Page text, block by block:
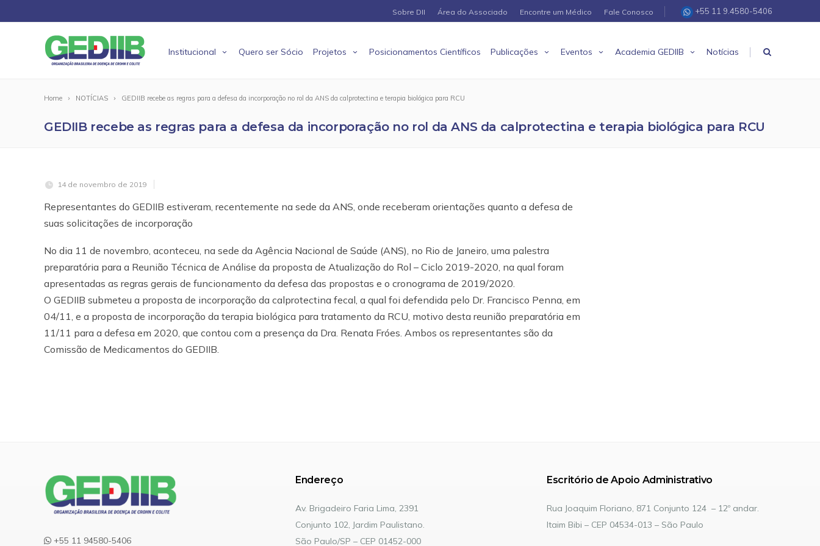
+55 11 9.4580-5406
Sobre DII Área do Associado Encontre um Médico Fale Conosco
Institucional Quero ser Sócio Projetos Posicionamentos Científicos Publicações Eventos Academia GEDIIB Notícias |
Home NOTÍCIAS GEDIIB recebe as regras para a defesa da incorporação no rol da ANS da calprotectina e terapia biológica para RCU
GEDIIB recebe as regras para a defesa da incorporação no rol da ANS da calprotectina e terapia biológica para RCU
14 de novembro de 2019
Representantes do GEDIIB estiveram, recentemente na sede da ANS, onde receberam orientações quanto a defesa de
suas solicitações de incorporação
No dia 11 de novembro, aconteceu, na sede da Agência Nacional de Saúde (ANS), no Rio de Janeiro, uma palestra
preparatória para a Reunião Técnica de Análise da proposta de Atualização do Rol – Ciclo 2019-2020, na qual foram
apresentadas as regras gerais de funcionamento da defesa das propostas e o cronograma de 2019/2020.
O GEDIIB submeteu a proposta de incorporação da calprotectina fecal, a qual foi defendida pelo Dr. Francisco Penna, em
04/11, e a proposta de incorporação da terapia biológica para tratamento da RCU, motivo desta reunião preparatória em
11/11 para a defesa em 2020, que contou com a presença da Dra. Renata Fróes. Ambos os representantes são da
Comissão de Medicamentos do GEDIIB.
+55 11 94580-5406
Endereço
Av. Brigadeiro Faria Lima, 2391
Conjunto 102, Jardim Paulistano.
São Paulo/SP – CEP 01452-000
Escritório de Apoio Administrativo
Rua Joaquim Floriano, 871 Conjunto 124 – 12º andar.
Itaim Bibi – CEP 04534-013 – São Paulo